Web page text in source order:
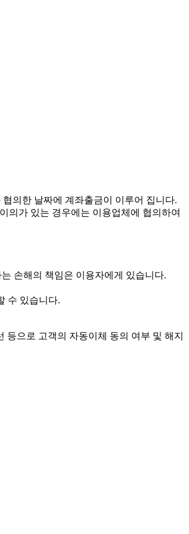
의한 날짜에 계좌출금이 이루어 집니다.
의가 있는 경우에는 이용업체에 협의하여
손해의 책임은 이용자에게 있습니다.
수 있습니다.
으로 고객의 자동이체 동의 여부 및 해지